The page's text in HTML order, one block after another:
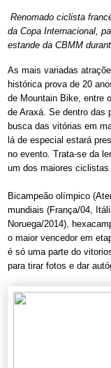
Renomado ciclista
da Copa Internacional,
estande da CBMM
As mais variadas
histórica prova de 20
de Mountain Bike, entre
de Araxá. Se dentro das
busca das vitórias em
lá de especial estará
no evento. Trata-se da
um dos maiores
Bicampeão olímpico
mundiais (França/04,
Noruega/2014),
o maior vencedor em
é só uma parte do
para tirar fotos e dar